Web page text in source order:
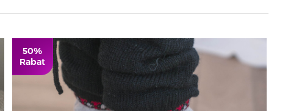
50%
Rabat